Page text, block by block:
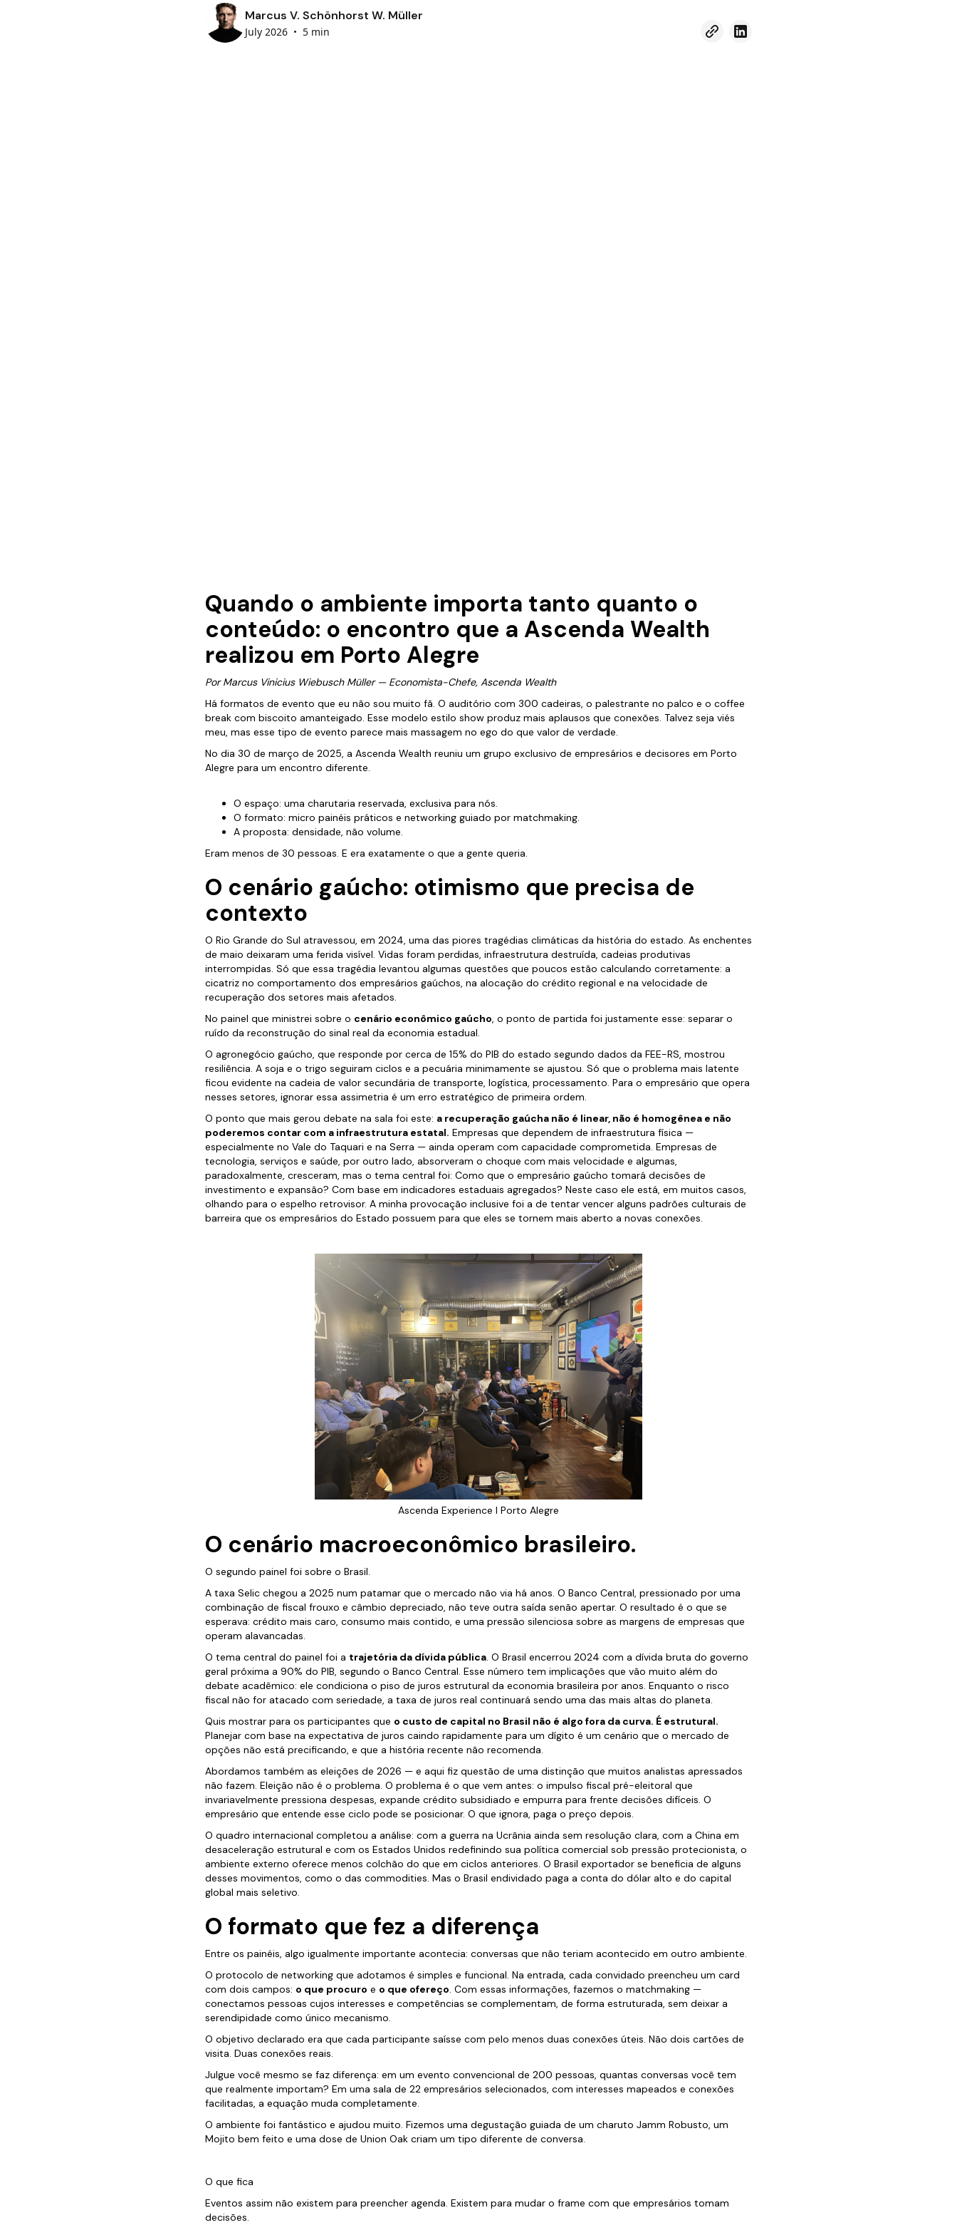
Marcus V. Schönhorst W. Müller
July 2026 • 5 min
Quando o ambiente importa tanto quanto o
conteúdo: o encontro que a Ascenda Wealth
realizou em Porto Alegre
Por Marcus Vinicius Wiebusch Müller — Economista-Chefe, Ascenda Wealth
Há formatos de evento que eu não sou muito fã. O auditório com 300 cadeiras, o palestrante no palco e o coffee
break com biscoito amanteigado. Esse modelo estilo show produz mais aplausos que conexões. Talvez seja viés
meu, mas esse tipo de evento parece mais massagem no ego do que valor de verdade.
No dia 30 de março de 2025, a Ascenda Wealth reuniu um grupo exclusivo de empresários e decisores em Porto
Alegre para um encontro diferente.
O espaço: uma charutaria reservada, exclusiva para nós.
O formato: micro painéis práticos e networking guiado por matchmaking.
A proposta: densidade, não volume.
Eram menos de 30 pessoas. E era exatamente o que a gente queria.
O cenário gaúcho: otimismo que precisa de
contexto
O Rio Grande do Sul atravessou, em 2024, uma das piores tragédias climáticas da história do estado. As enchentes
de maio deixaram uma ferida visível. Vidas foram perdidas, infraestrutura destruída, cadeias produtivas
interrompidas. Só que essa tragédia levantou algumas questões que poucos estão calculando corretamente: a
cicatriz no comportamento dos empresários gaúchos, na alocação do crédito regional e na velocidade de
recuperação dos setores mais afetados.
No painel que ministrei sobre o cenário econômico gaúcho, o ponto de partida foi justamente esse: separar o
ruído da reconstrução do sinal real da economia estadual.
O agronegócio gaúcho, que responde por cerca de 15% do PIB do estado segundo dados da FEE-RS, mostrou
resiliência. A soja e o trigo seguiram ciclos e a pecuária minimamente se ajustou. Só que o problema mais latente
ficou evidente na cadeia de valor secundária de transporte, logística, processamento. Para o empresário que opera
nesses setores, ignorar essa assimetria é um erro estratégico de primeira ordem.
O ponto que mais gerou debate na sala foi este: a recuperação gaúcha não é linear, não é homogênea e não
poderemos contar com a infraestrutura estatal. Empresas que dependem de infraestrutura física —
especialmente no Vale do Taquari e na Serra — ainda operam com capacidade comprometida. Empresas de
tecnologia, serviços e saúde, por outro lado, absorveram o choque com mais velocidade e algumas,
paradoxalmente, cresceram, mas o tema central foi: Como que o empresário gaúcho tomará decisões de
investimento e expansão? Com base em indicadores estaduais agregados? Neste caso ele está, em muitos casos,
olhando para o espelho retrovisor. A minha provocação inclusive foi a de tentar vencer alguns padrões culturais de
barreira que os empresários do Estado possuem para que eles se tornem mais aberto a novas conexões.
Ascenda Experience I Porto Alegre
O cenário macroeconômico brasileiro.
O segundo painel foi sobre o Brasil.
A taxa Selic chegou a 2025 num patamar que o mercado não via há anos. O Banco Central, pressionado por uma
combinação de fiscal frouxo e câmbio depreciado, não teve outra saída senão apertar. O resultado é o que se
esperava: crédito mais caro, consumo mais contido, e uma pressão silenciosa sobre as margens de empresas que
operam alavancadas.
O tema central do painel foi a trajetória da dívida pública. O Brasil encerrou 2024 com a dívida bruta do governo
geral próxima a 90% do PIB, segundo o Banco Central. Esse número tem implicações que vão muito além do
debate acadêmico: ele condiciona o piso de juros estrutural da economia brasileira por anos. Enquanto o risco
fiscal não for atacado com seriedade, a taxa de juros real continuará sendo uma das mais altas do planeta.
Quis mostrar para os participantes que o custo de capital no Brasil não é algo fora da curva. É estrutural.
Planejar com base na expectativa de juros caindo rapidamente para um dígito é um cenário que o mercado de
opções não está precificando, e que a história recente não recomenda.
Abordamos também as eleições de 2026 — e aqui fiz questão de uma distinção que muitos analistas apressados
não fazem. Eleição não é o problema. O problema é o que vem antes: o impulso fiscal pré-eleitoral que
invariavelmente pressiona despesas, expande crédito subsidiado e empurra para frente decisões difíceis. O
empresário que entende esse ciclo pode se posicionar. O que ignora, paga o preço depois.
O quadro internacional completou a análise: com a guerra na Ucrânia ainda sem resolução clara, com a China em
desaceleração estrutural e com os Estados Unidos redefinindo sua política comercial sob pressão protecionista, o
ambiente externo oferece menos colchão do que em ciclos anteriores. O Brasil exportador se beneficia de alguns
desses movimentos, como o das commodities. Mas o Brasil endividado paga a conta do dólar alto e do capital
global mais seletivo.
O formato que fez a diferença
Entre os painéis, algo igualmente importante acontecia: conversas que não teriam acontecido em outro ambiente.
O protocolo de networking que adotamos é simples e funcional. Na entrada, cada convidado preencheu um card
com dois campos: o que procuro e o que ofereço. Com essas informações, fazemos o matchmaking —
conectamos pessoas cujos interesses e competências se complementam, de forma estruturada, sem deixar a
serendipidade como único mecanismo.
O objetivo declarado era que cada participante saísse com pelo menos duas conexões úteis. Não dois cartões de
visita. Duas conexões reais.
Julgue você mesmo se faz diferença: em um evento convencional de 200 pessoas, quantas conversas você tem
que realmente importam? Em uma sala de 22 empresários selecionados, com interesses mapeados e conexões
facilitadas, a equação muda completamente.
O ambiente foi fantástico e ajudou muito. Fizemos uma degustação guiada de um charuto Jamm Robusto, um
Mojito bem feito e uma dose de Union Oak criam um tipo diferente de conversa.
O que fica
Eventos assim não existem para preencher agenda. Existem para mudar o frame com que empresários tomam
decisões.